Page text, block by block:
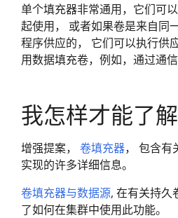
单个填充器非常通用，它们可
起使用， 或者如果卷是来自同
程序供应的， 它们可以执行供
用数据填充卷，例如，通过通
我怎样才能了解
增强提案， 卷填充器， 包含有
实现的许多详细信息。
卷填充器与数据源, 在有关持久
了如何在集群中使用此功能。